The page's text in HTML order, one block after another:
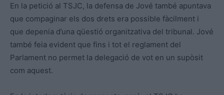
En la petició al TSJC, la defensa de Jové també apuntava
que compaginar els dos drets era possible fàcilment i
que depenia d’una qüestió organitzativa del tribunal. Jové
també feia evident que fins i tot el reglament del
Parlament no permet la delegació de vot en un supòsit
com aquest.